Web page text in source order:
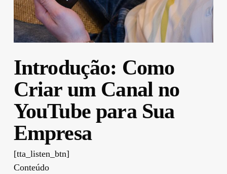
Introdução: Como
Criar um Canal no
YouTube para Sua
Empresa
[tta_listen_btn]
Conteúdo